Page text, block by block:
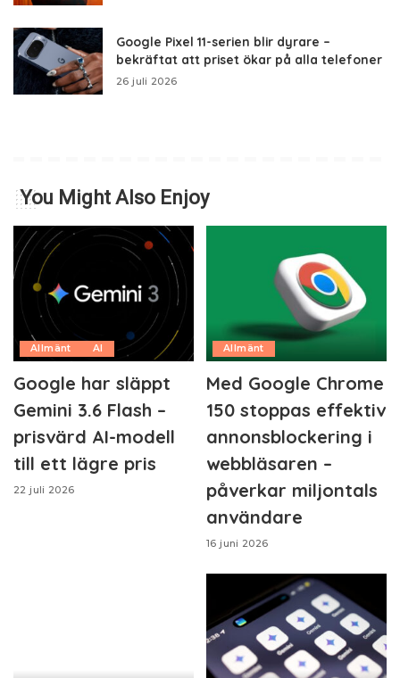
Google Pixel 11-serien blir dyrare –
bekräftat att priset ökar på alla telefoner
26 juli 2026
You Might Also Enjoy
Allmänt AI
Google har släppt
Gemini 3.6 Flash –
prisvärd AI-modell
till ett lägre pris
22 juli 2026
Allmänt
Med Google Chrome
150 stoppas effektiv
annonsblockering i
webbläsaren –
påverkar miljontals
användare
16 juni 2026